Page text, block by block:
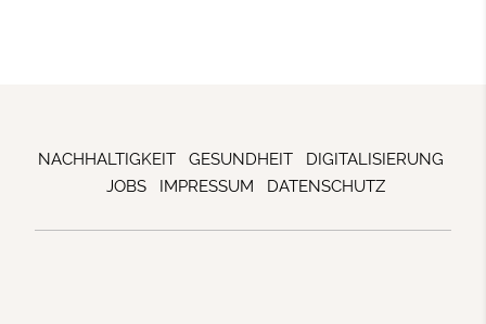
NACHHALTIGKEIT GESUNDHEIT
DIGITALISIERUNG
JOBS
IMPRESSUM DATENSCHUTZ